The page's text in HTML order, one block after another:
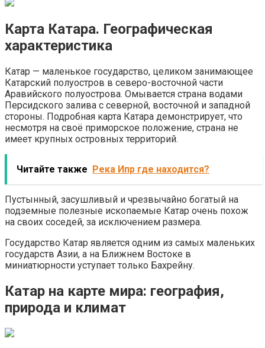
Карта Катара. Географическая
характеристика
Катар — маленькое государство, целиком занимающее
Катарский полуостров в северо-восточной части
Аравийского полуострова. Омывается страна водами
Персидского залива c северной, восточной и западной
стороны. Подробная карта Катара демонстрирует, что
несмотря на своё приморское положение, страна не
имеет крупных островных территорий.
Читайте также Река Ипр где находится?
Пустынный, засушливый и чрезвычайно богатый на
подземные полезные ископаемые Катар очень похож
на своих соседей, за исключением размера.
Государство Катар является одним из самых маленьких
государств Азии, а на Ближнем Востоке в
миниатюрности уступает только Бахрейну.
Катар на карте мира: география,
природа и климат